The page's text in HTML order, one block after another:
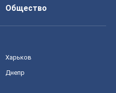
Общество
Харьков
Днепр